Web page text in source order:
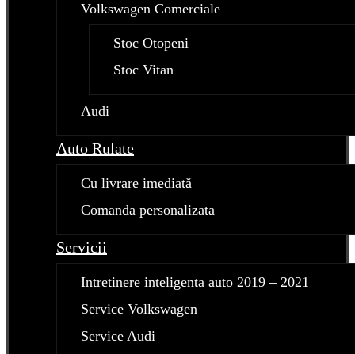
Volkswagen Comerciale
Stoc Otopeni
Stoc Vitan
Audi
Auto Rulate
Cu livrare imediată
Comanda personalizata
Servicii
Intretinere inteligenta auto 2019 – 2021
Service Volkswagen
Service Audi